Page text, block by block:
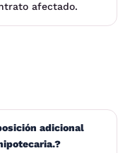
afectado.
adicional